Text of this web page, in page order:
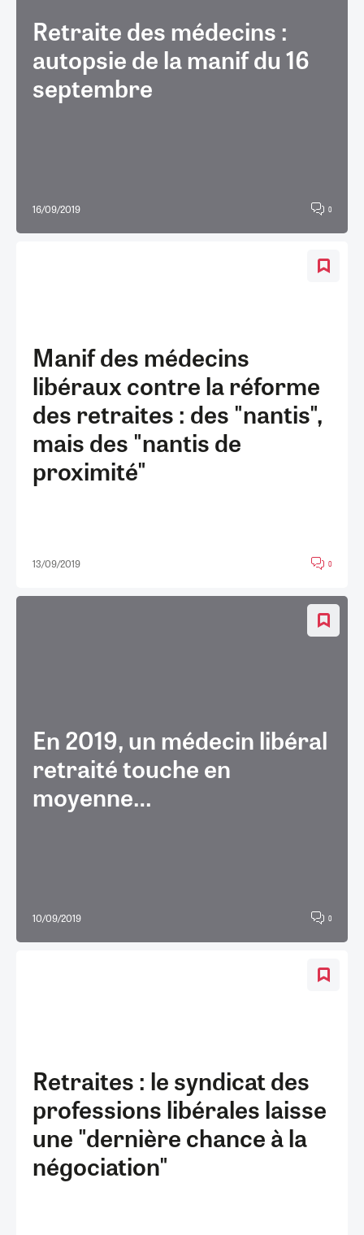
Retraite des médecins :
autopsie de la manif du 16
septembre
16/09/2019 0
Manif des médecins
libéraux contre la réforme
des retraites : des "nantis",
mais des "nantis de
proximité"
13/09/2019 0
En 2019, un médecin libéral
retraité touche en
moyenne…
10/09/2019 0
Retraites : le syndicat des
professions libérales laisse
une "dernière chance à la
négociation"